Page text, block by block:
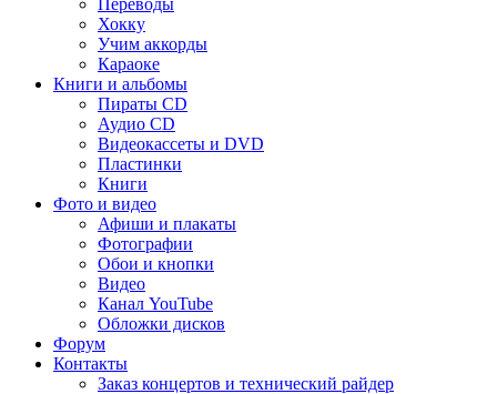
Переводы
Хокку
Учим аккорды
Караоке
Книги и альбомы
Пираты CD
Аудио CD
Видеокассеты и DVD
Пластинки
Книги
Фото и видео
Афиши и плакаты
Фотографии
Обои и кнопки
Видео
Канал YouTube
Обложки дисков
Форум
Контакты
Заказ концертов и технический райдер